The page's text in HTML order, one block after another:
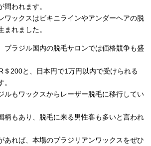
問われます。
ワックスはビキニラインやアンダーヘアの脱
れました。
ブラジル国内の脱毛サロンでは価格競争も盛
＄200と、日本円で1万円以内で受けられる
ルもワックスからレーザー脱毛に移行してい
柄もあり、脱毛に来る男性客も多いと言われ
あれば、本場のブラジリアンワックスをぜひ